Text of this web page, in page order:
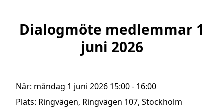
Dialogmöte medlemmar 1
juni 2026
När: måndag 1 juni 2026 15:00- 16:00
Plats: Ringvägen, Ringvägen 107, Stockholm